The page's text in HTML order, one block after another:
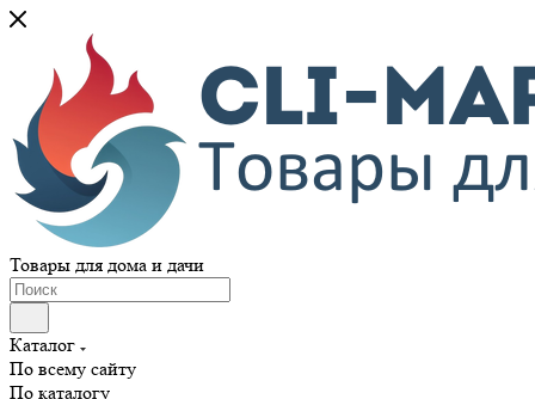
Товары для дома и дачи
Каталог
По всему сайту
По каталогу